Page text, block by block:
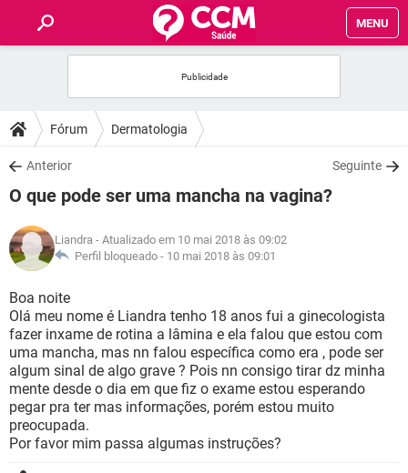
MENU
FÓRUM
SAÚDE
FAMÍLIA
NUTRIÇÃO
BEM-ESTAR
SEXUALIDADE
GLOSSÁRIO
Fórum Dermatologia
Anterior Seguinte
O que pode ser uma mancha na vagina?
Liandra - Atualizado em 10 mai 2018 às 09:02
Perfil bloqueado - 10 mai 2018 às 09:01
Boa noite
Olá meu nome é Liandra tenho 18 anos fui a ginecologista
fazer inxame de rotina a lâmina e ela falou que estou com
uma mancha, mas nn falou específica como era , pode ser
algum sinal de algo grave ? Pois nn consigo tirar dz minha
mente desde o dia em que fiz o exame estou esperando
pegar pra ter mas informações, porém estou muito
preocupada.
Por favor mim passa algumas instruções?